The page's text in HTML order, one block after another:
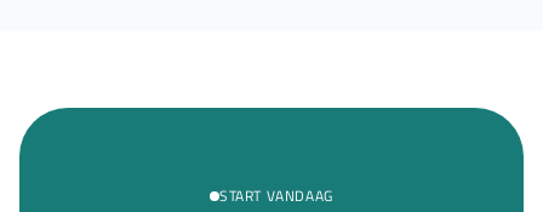
START VANDAAG